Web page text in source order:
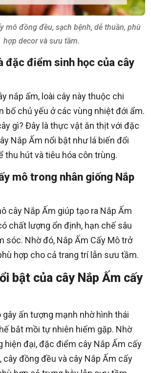
mô đồng đều, sạch bệnh, dễ thuần, phù
hợp decor và sưu tầm.
đặc điểm sinh học của cây
nắp ấm, loài cây này thuộc chi
bố chủ yếu ở các vùng nhiệt đới ẩm.
gì? Đây là thực vật ăn thịt với đặc
Nắp Ấm nổi bật như lá biến đổi
thu hút và tiêu hóa côn trùng.
mô trong nhân giống Nắp
cây Nắp Ấm giúp tạo ra Nắp Ấm
chất lượng ổn định, hạn chế sâu
sóc. Nhờ đó, Nắp Ấm Cấy Mô trở
hợp cho cả trang trí lẫn sưu tầm.
bật của cây Nắp Ấm cấy
gây ấn tượng mạnh nhờ hình thái
bắt mồi tự nhiên hiếm gặp. Nhờ
hiện đại, đặc điểm cây Nắp Ấm cấy
cây đồng đều và cây Nắp Ấm cấy